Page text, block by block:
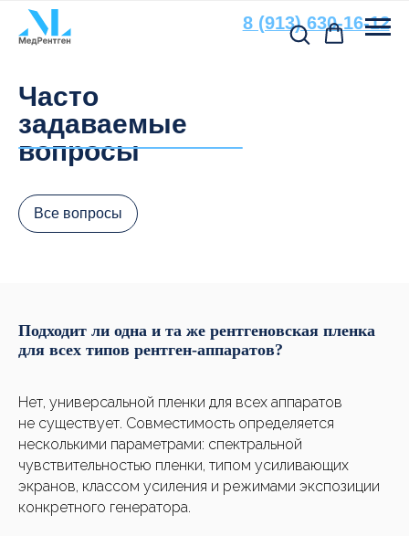
8 (913) 630-16-12
Часто
задаваемые
вопросы
Все вопросы
Подходит ли одна и та же рентгеновская пленка
для всех типов рентген-аппаратов?
Нет, универсальной пленки для всех аппаратов
не существует. Совместимость определяется
несколькими параметрами: спектральной
чувствительностью пленки, типом усиливающих
экранов, классом усиления и режимами экспозиции
конкретного генератора.
По всем вопросам, связанным
с подбором расходных материалов
и оборудования, вы можете
Свяжитесь с нами
Нажимая кнопку, вы соглашаетесь с
политикой ко нфиденциальности
Задать вопрос